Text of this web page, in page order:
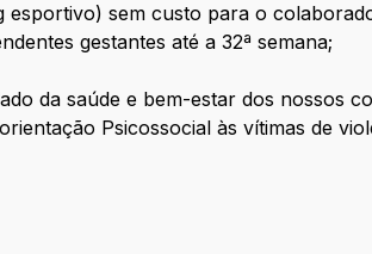
sem custo para o
gestantes até a 32ª semana;
da saúde e bem-estar dos nossos
Psicossocial às vítimas de